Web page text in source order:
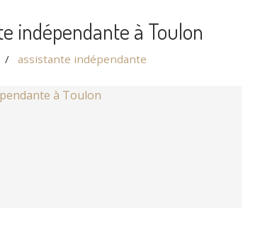
indépendante à Toulon
/ assistante indépendante